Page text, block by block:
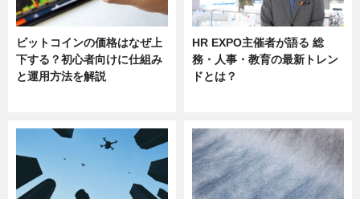
ビットコインの価格はなぜ上
下する？初心者向けに仕組み
と運用方法を解説
HR EXPO主催者が語る 総
務・人事・教育の最新トレン
ドとは？